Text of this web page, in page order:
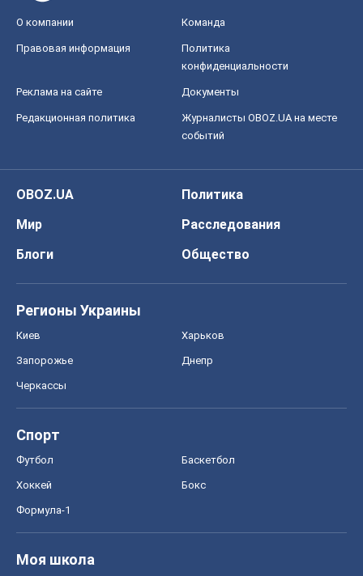
О компании Команда
Правовая информация
Политика
конфиденциальности
Реклама на сайте Документы
Редакционная политика
Журналисты OBOZ.UA на месте
событий
OBOZ.UA
Политика
Мир
Расследования
Блоги
Общество
Регионы Украины
Киев Харьков
Запорожье Днепр
Черкассы
Спорт
Футбол Баскетбол
Хоккей Бокс
Формула-1
Моя школа